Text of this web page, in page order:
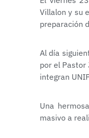
Villalon y su
preparación
Al día
por el Pastor
integran
Una
masivo a